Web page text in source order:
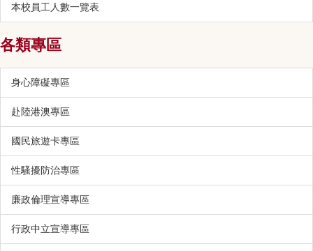
本校員工人數一覽表
各類專區
身心障礙專區
赴陸港澳專區
國民旅遊卡專區
性騷擾防治專區
廉政倫理宣導專區
行政中立宣導專區